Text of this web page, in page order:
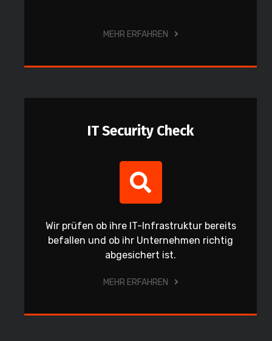
MEHR ERFAHREN
IT Security Check
Wir prüfen ob ihre IT-Infrastruktur bereits
befallen und ob ihr Unternehmen richtig
abgesichert ist.
MEHR ERFAHREN